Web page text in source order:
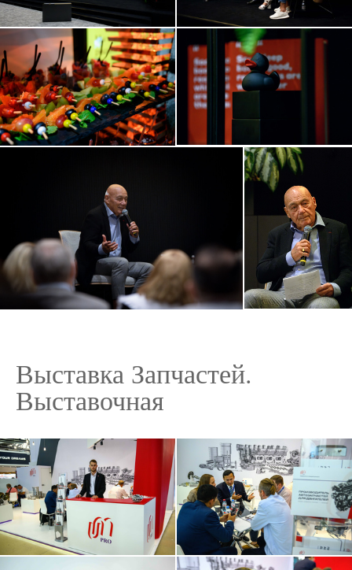
Выставка Запчастей.
Выставочная